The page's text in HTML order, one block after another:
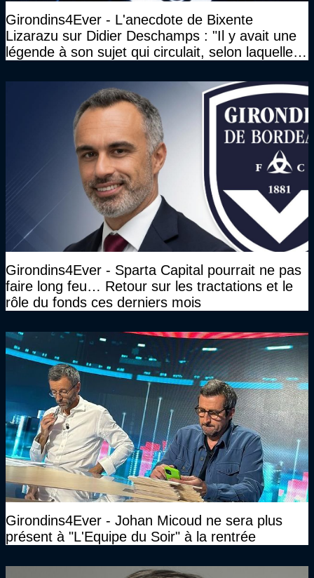
Girondins4Ever - L'anecdote de Bixente
Lizarazu sur Didier Deschamps : "Il y avait une
légende à son sujet qui circulait, selon laquelle il
Girondins4Ever - Sparta Capital pourrait ne pas
faire long feu… Retour sur les tractations et le
rôle du fonds ces derniers mois
Girondins4Ever - Johan Micoud ne sera plus
présent à "L'Equipe du Soir" à la rentrée